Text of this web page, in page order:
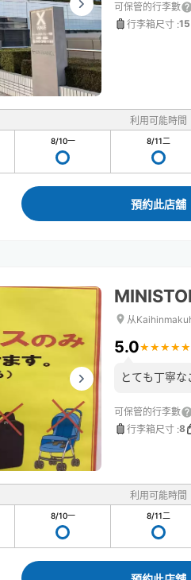
可保管的行李數
行李箱尺寸 :15
利用可能時間
8/10一 8/11二
預約此店舖
从
5.0★ ★ ★ ★ ★
★ ★ ★ ★ ★
とても丁寧
可保管的行李數
行李箱尺寸 :8
利用可能時間
8/10一 8/11二